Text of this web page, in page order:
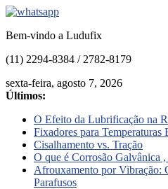
Bem-vindo a Ludufix
(11) 2294-8384 / 2782-8179
sexta-feira, agosto 7, 2026
Últimos:
O Efeito da Lubrificação na
Fixadores para Temperaturas
Cisalhamento vs. Tração
O que é Corrosão Galvânica
Afrouxamento por Vibração:
Parafusos